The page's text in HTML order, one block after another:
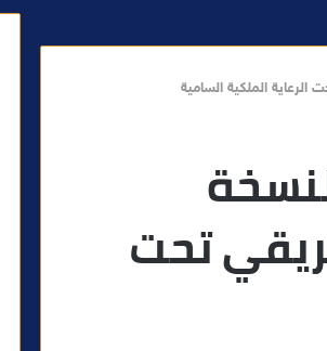
الرعاية الملكية السامية
تحت